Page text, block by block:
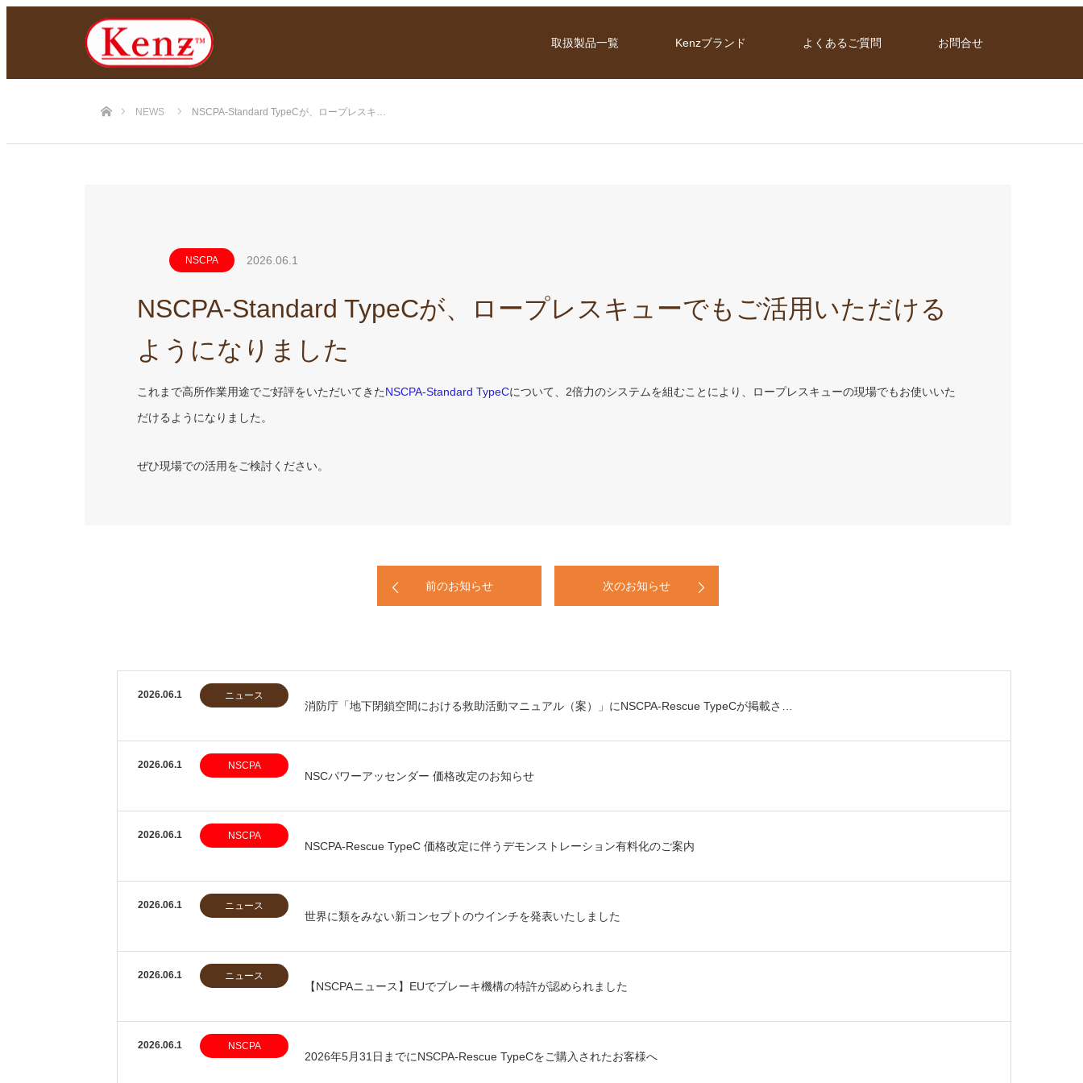
取扱製品一覧 Kenzブランド よくあるご質問 お問合せ
NEWS NSCPA-Standard TypeCが、ロープレスキ…
NSCPA 2026.06.1
NSCPA-Standard TypeCが、ロープレスキューでもご活用いただける
ようになりました
これまで高所作業用途でご好評をいただいてきたNSCPA-Standard TypeCについて、2倍力のシステムを組むことにより、ロープレスキューの現場でもお使いいた
だけるようになりました。
ぜひ現場での活用をご検討ください。
前のお知らせ 次のお知らせ
2026.06.1 ニュース
消防庁「地下閉鎖空間における救助活動マニュアル（案）」にNSCPA-Rescue TypeCが掲載さ…
2026.06.1 NSCPA
NSCパワーアッセンダー 価格改定のお知らせ
2026.06.1 NSCPA
NSCPA-Rescue TypeC 価格改定に伴うデモンストレーション有料化のご案内
2026.06.1 ニュース
世界に類をみない新コンセプトのウインチを発表いたしました
2026.06.1 ニュース
【NSCPAニュース】EUでブレーキ機構の特許が認められました
2026.06.1 NSCPA
2026年5月31日までにNSCPA-Rescue TypeCをご購入されたお客様へ